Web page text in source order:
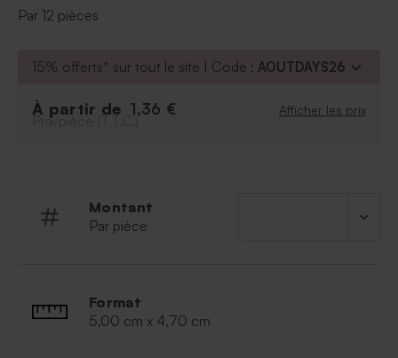
transparent avec son couvercle couleur or. Pot en
fermeture du contenant.
Avec un sticker rond, à coller sur le couvercle.
Vendus par lot de 12 pièces.
Peut contenir environ 12 dragées
Par 12 pièces
15% offerts* sur tout le site | Code : AOUTDAYS26
À partir de 1,36 € Afficher les prix
Prix/pièce (T.T.C.)
Montant
Par pièce
Format
5,00 cm x 4,70 cm